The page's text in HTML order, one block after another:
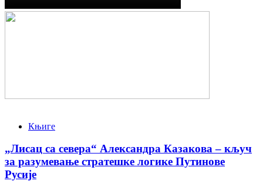
Књиге
„Лисац са севера“ Александра Казакова – кључ
за разумевање стратешке логике Путинове
Русије